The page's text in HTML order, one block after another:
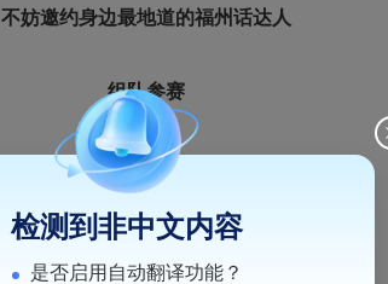
不妨邀约身边最地道的福州话达人
组队参赛
在趣味答题、方言比拼中
重温闽语魅力
检测到非中文内容
是否启用自动翻译功能？